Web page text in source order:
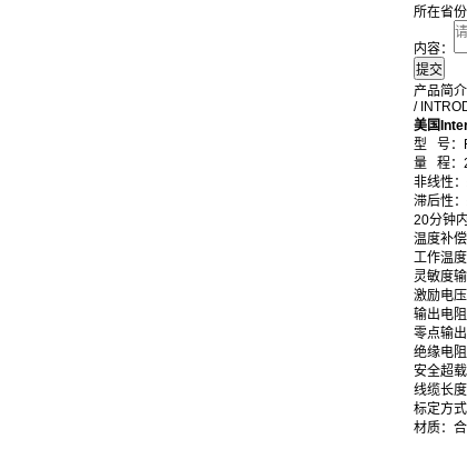
所在省份
内容：
产品简介
/
美国
型 号：
量 程：
非线性 ：
滞后性 ：
20分钟
温度补
工作温度
灵敏度
激励电压
输出电阻
零点输出
绝缘电阻
安全超载
线缆长度
标定方式
材质：